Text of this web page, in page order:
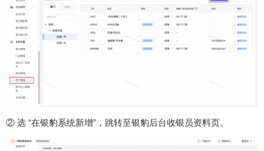
② 选 “在银豹系统新增”，跳转至银豹后台收银员资料页。